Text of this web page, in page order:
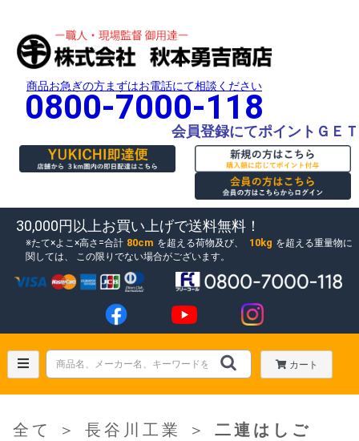
商品お急ぎの方まずはお電話にて相談ください
0800-7000-118
会員登録にてポイントＧＥＴ
30,000円以上お買い上げで送料無料！
たて×よこ×高さ=合計 80cm を超える荷物及び、 10kg を超える重量物に
関しては、
この限りでない場合がございます。
カート
全て ＞ 長谷川工業 ＞ 二連はしご